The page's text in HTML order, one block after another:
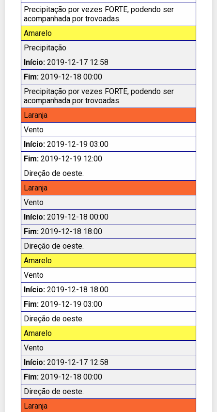
Precipitação por vezes FORTE, podendo ser
acompanhada por trovoadas.
Amarelo
Precipitação
Início: 2019-12-17 12:58
Fim: 2019-12-18 00:00
Precipitação por vezes FORTE, podendo ser
acompanhada por trovoadas.
Laranja
Vento
Início: 2019-12-19 03:00
Fim: 2019-12-19 12:00
Direção de oeste.
Laranja
Vento
Início: 2019-12-18 00:00
Fim: 2019-12-18 18:00
Direção de oeste.
Amarelo
Vento
Início: 2019-12-18 18:00
Fim: 2019-12-19 03:00
Direção de oeste.
Amarelo
Vento
Início: 2019-12-17 12:58
Fim: 2019-12-18 00:00
Direção de oeste.
Laranja